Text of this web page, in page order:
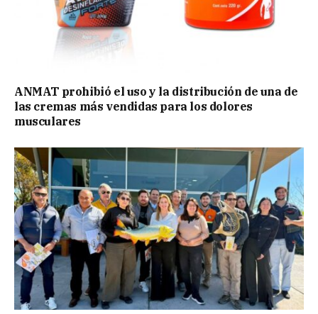
ANMAT prohibió el uso y la distribución de una de
las cremas más vendidas para los dolores
musculares